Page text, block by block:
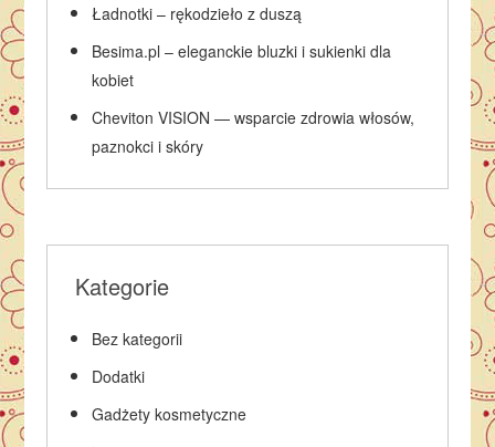
Ładnotki – rękodzieło z duszą
Besima.pl – eleganckie bluzki i sukienki dla
kobiet
Cheviton VISION — wsparcie zdrowia włosów,
paznokci i skóry
Kategorie
Bez kategorii
Dodatki
Gadżety kosmetyczne